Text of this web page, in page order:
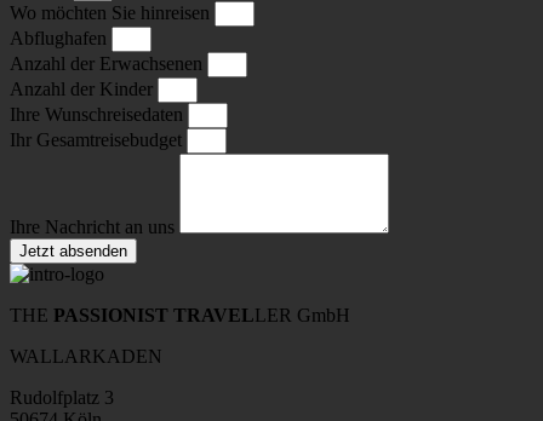
Wo möchten Sie hinreisen
Abflughafen
Anzahl der Erwachsenen
Anzahl der Kinder
Ihre Wunschreisedaten
Ihr Gesamtreisebudget
Ihre Nachricht an uns
Jetzt absenden
THE PASSIONIST TRAVELLER GmbH
WALLARKADEN
Rudolfplatz 3